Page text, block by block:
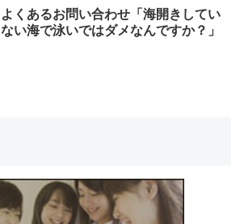
よくあるお問い合わせ「海開きしてい
ない海で泳いではダメなんですか？」